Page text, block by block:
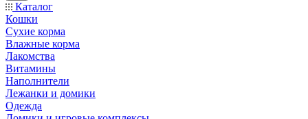
Каталог
Кошки
Сухие корма
Влажные корма
Лакомства
Витамины
Наполнители
Лежанки и домики
Одежда